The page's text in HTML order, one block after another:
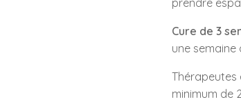
prendre
Cure de 3
une semaine
Thérapeutes
minimum de